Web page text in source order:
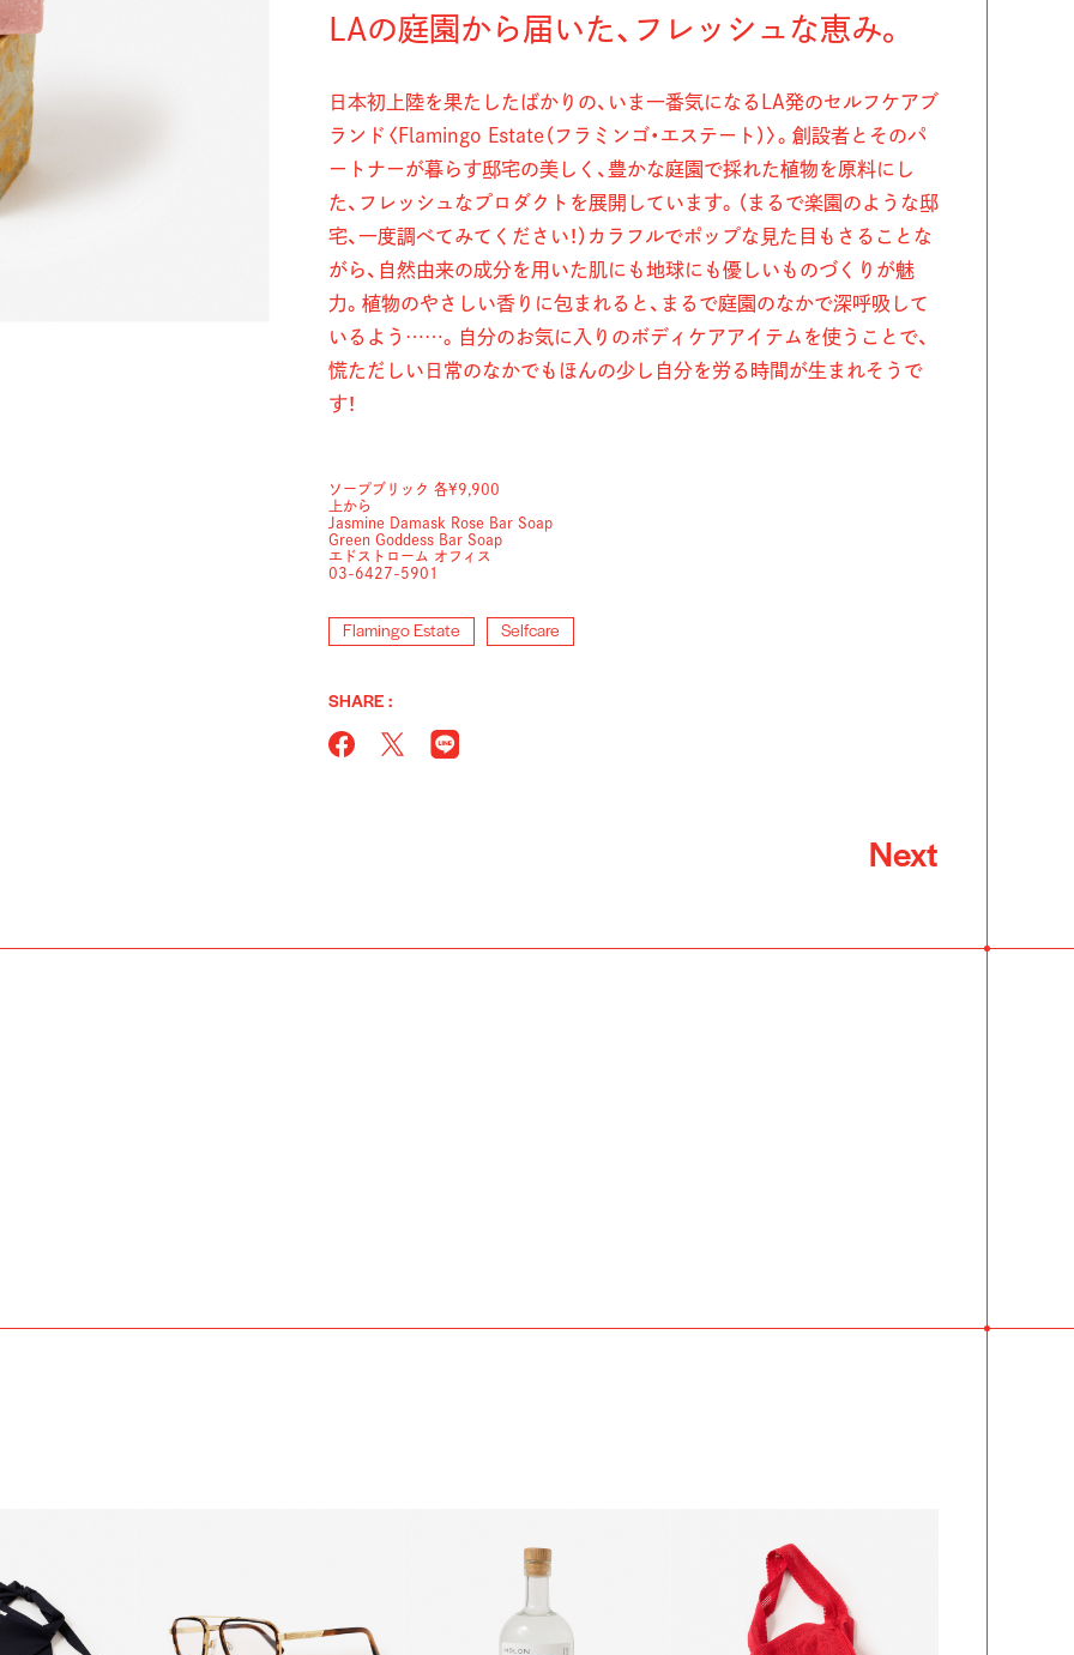
LAの庭園から届いた、フレッシュな恵み。
日本初上陸を果たしたばかりの、いま一番気になるLA発のセルフケアブ
ランド〈Flamingo Estate（フラミンゴ・エステート）〉。創設者とそのパ
ートナーが暮らす邸宅の美しく、豊かな庭園で採れた植物を原料にし
た、フレッシュなプロダクトを展開しています。（まるで楽園のような邸
宅、一度調べてみてください！）カラフルでポップな見た目もさることな
がら、自然由来の成分を用いた肌にも地球にも優しいものづくりが魅
力。植物のやさしい香りに包まれると、まるで庭園のなかで深呼吸して
いるよう……。自分のお気に入りのボディケアアイテムを使うことで、
慌ただしい日常のなかでもほんの少し自分を労る時間が生まれそうで
す！
ソープブリック 各¥9,900
上から
Jasmine Damask Rose Bar Soap
Green Goddess Bar Soap
エドストローム オフィス
03-6427-5901
Flamingo Estate Selfcare
SHARE :
Next